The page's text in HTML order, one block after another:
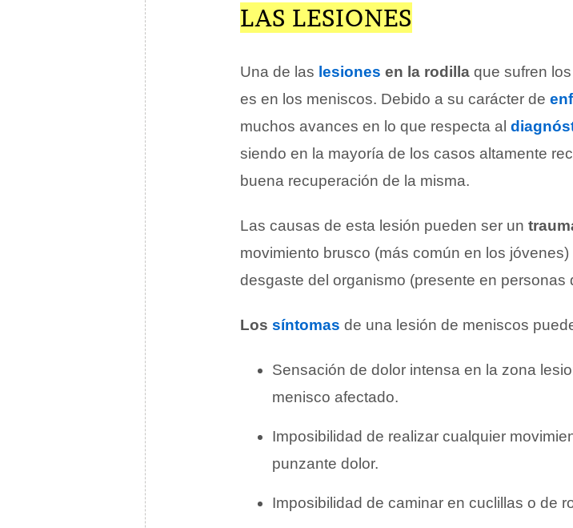
LAS LESIONES
Una de las lesiones en la rodilla que sufren
es en los meniscos. Debido a su carácter de
muchos avances en lo que respecta al
siendo en la mayoría de los casos altamente
buena recuperación de la misma.
Las causas de esta lesión pueden ser un
movimiento brusco (más común en los jóvenes)
desgaste del organismo (presente en personas
Los síntomas de una lesión de meniscos
Sensación de dolor intensa en la zona
menisco afectado.
Imposibilidad de realizar cualquier
punzante dolor.
Imposibilidad de caminar en cuclillas o de